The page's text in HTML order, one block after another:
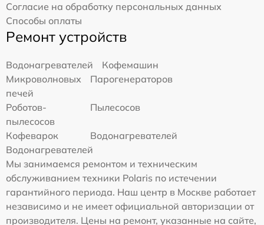
Согласие на обработку персональных данных
Способы оплаты
Ремонт устройств
Водонагревателей
Кофемашин
Микроволновых
печей
Парогенераторов
Роботов-
пылесосов
Пылесосов
Кофеварок
Водонагревателей
Водонагревателей
Мы занимаемся ремонтом и техническим
обслуживанием техники Polaris по истечении
гарантийного периода. Наш центр в Москве работает
независимо и не имеет официальной авторизации от
производителя. Цены на ремонт, указанные на сайте,